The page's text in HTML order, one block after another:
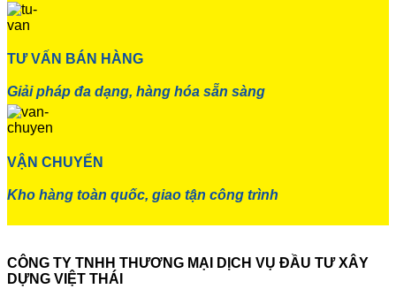
TƯ VẤN BÁN HÀNG
Giải pháp đa dạng, hàng hóa sẵn sàng
VẬN CHUYỂN
Kho hàng toàn quốc, giao tận công trình
CÔNG TY TNHH THƯƠNG MẠI DỊCH VỤ ĐẦU TƯ XÂY
DỰNG VIỆT THÁI